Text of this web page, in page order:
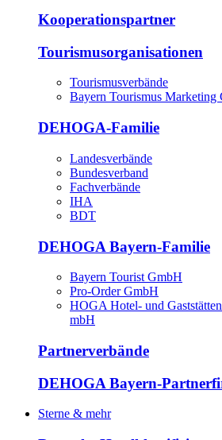
Kooperationspartner
Tourismusorganisationen
Tourismusverbände
Bayern Tourismus Marketing
DEHOGA-Familie
Landesverbände
Bundesverband
Fachverbände
IHA
BDT
DEHOGA Bayern-Familie
Bayern Tourist GmbH
Pro-Order GmbH
HOGA Hotel- und
mbH
Partnerverbände
DEHOGA Bayern-
Sterne & mehr